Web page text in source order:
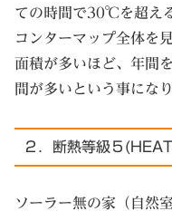
ての時間で30℃を超え
コンターマップ全体を
面積が多いほど、年間
間が多いという事になり
２．断熱等級５
ソーラー無の家（自然